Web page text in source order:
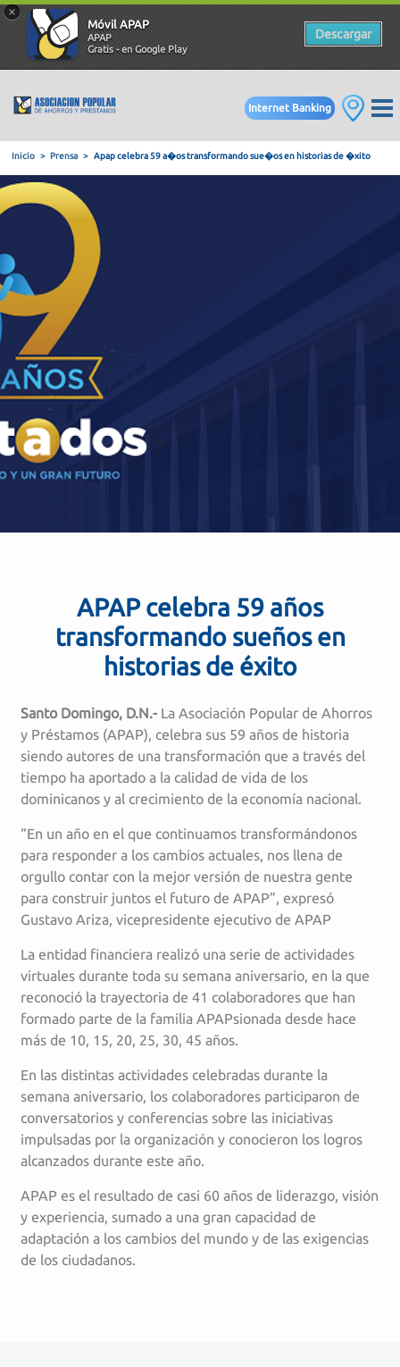
×
Móvil APAP
APAP
Gratis - en Google Play
Descargar
Internet Banking
Prensa
APAP celebra 59 años
transformando sueños en
historias de éxito
Santo Domingo, D.N.- La Asociación Popular de Ahorros
y Préstamos (APAP), celebra sus 59 años de historia
siendo autores de una transformación que a través del
tiempo ha aportado a la calidad de vida de los
dominicanos y al crecimiento de la economía nacional.
“En un año en el que continuamos transformándonos
para responder a los cambios actuales, nos llena de
orgullo contar con la mejor versión de nuestra gente
para construir juntos el futuro de APAP”, expresó
Gustavo Ariza, vicepresidente ejecutivo de APAP
La entidad financiera realizó una serie de actividades
virtuales durante toda su semana aniversario, en la que
reconoció la trayectoria de 41 colaboradores que han
formado parte de la familia APAPsionada desde hace
más de 10, 15, 20, 25, 30, 45 años.
En las distintas actividades celebradas durante la
semana aniversario, los colaboradores participaron de
conversatorios y conferencias sobre las iniciativas
impulsadas por la organización y conocieron los logros
alcanzados durante este año.
APAP es el resultado de casi 60 años de liderazgo, visión
y experiencia, sumado a una gran capacidad de
adaptación a los cambios del mundo y de las exigencias
de los ciudadanos.